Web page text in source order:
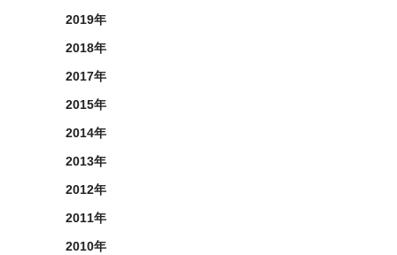
2019年
2018年
2017年
2015年
2014年
2013年
2012年
2011年
2010年